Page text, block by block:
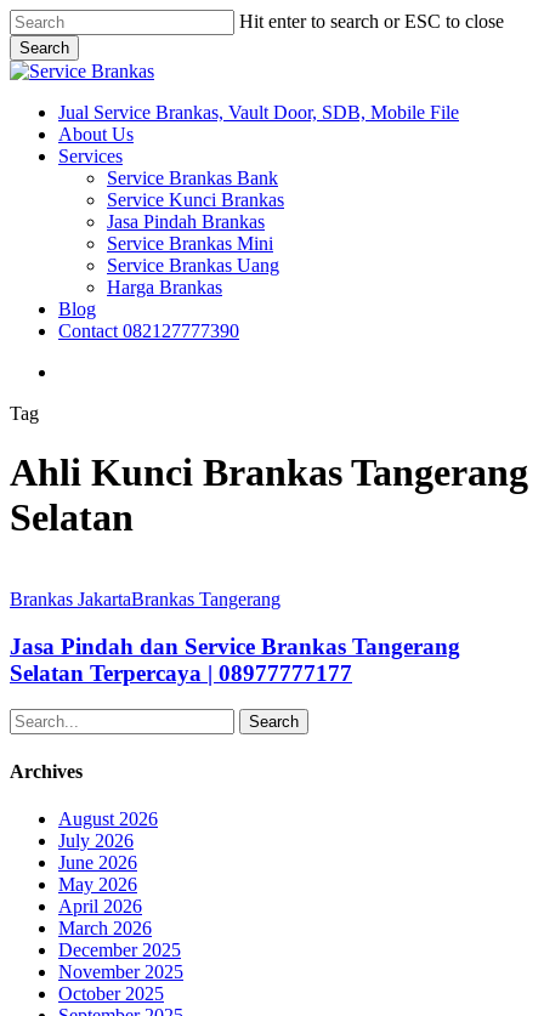
Skip
to
main
content
Hit enter to search or ESC to close
Search
Close
search
Menu
Jual Service Brankas, Vault Door, SDB, Mobile File
About Us
Services
Service Brankas Bank
Service Kunci Brankas
Jasa Pindah Brankas
Service Brankas Mini
Service Brankas Uang
Harga Brankas
Blog
Contact 082127777390
Tag
Ahli Kunci Brankas Tangerang
Selatan
Pindah
Service
Brankas
Tangerang
Selatan
Terpercaya
08977777177
Brankas JakartaBrankas Tangerang
Jasa Pindah dan Service Brankas Tangerang
Selatan Terpercaya | 08977777177
Search
Archives
August 2026
July 2026
June 2026
May 2026
April 2026
March 2026
December 2025
November 2025
October 2025